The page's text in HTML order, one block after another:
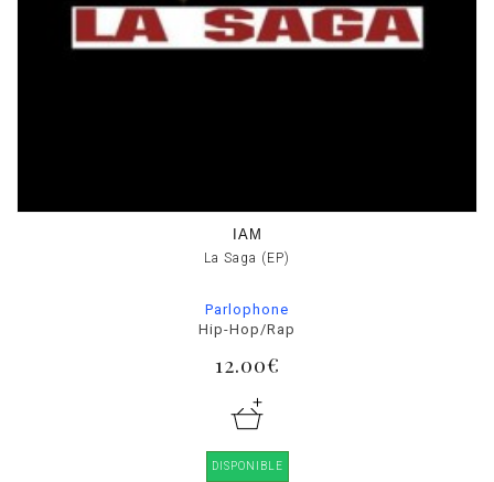
IAM
La Saga (EP)
Parlophone
Hip-Hop/Rap
12.00€
DISPONIBLE